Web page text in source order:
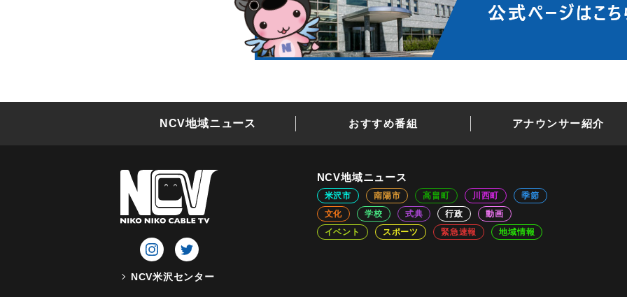
NCV地域ニュース おすすめ番組 アナウンサー紹介
NCV米沢センター
NCV地域ニュース
米沢市 南陽市 高畠町 川西町
季節
文化
学校 式典 行政
動画
イベント
スポーツ 緊急速報 地域情報